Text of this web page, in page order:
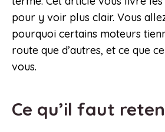
pour y voir plus clair. Vous
pourquoi certains moteurs
route que d’autres, et ce que
vous.
Ce qu’il faut